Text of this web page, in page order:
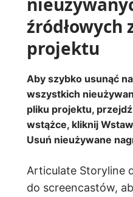
źródłowych
projektu
Aby szybko usunąć
wszystkich
pliku projektu, przejdź
wstążce, kliknij
Usuń nieużywane
Articulate Storyline
do screencastów,